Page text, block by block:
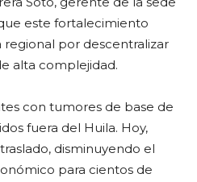
este fortalecimiento
por descentralizar
alta complejidad.
con tumores de base de
fuera del Huila. Hoy,
disminuyendo el
para cientos de